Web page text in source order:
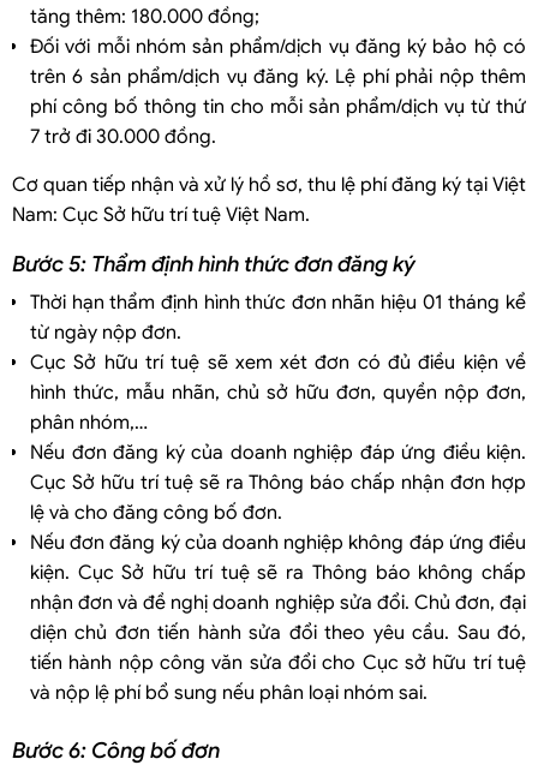
tăng thêm: 180.000 đồng;
Đối với mỗi nhóm sản phẩm/dịch vụ đăng ký bảo hộ có
trên 6 sản phẩm/dịch vụ đăng ký. Lệ phí phải nộp thêm
phí công bố thông tin cho mỗi sản phẩm/dịch vụ từ thứ
7 trở đi 30.000 đồng.
Cơ quan tiếp nhận và xử lý hồ sơ, thu lệ phí đăng ký tại Việt
Nam: Cục Sở hữu trí tuệ Việt Nam.
Bước 5: Thẩm định hình thức đơn đăng ký
Thời hạn thẩm định hình thức đơn nhãn hiệu 01 tháng kể
từ ngày nộp đơn.
Cục Sở hữu trí tuệ sẽ xem xét đơn có đủ điều kiện về
hình thức, mẫu nhãn, chủ sở hữu đơn, quyền nộp đơn,
phân nhóm,…
Nếu đơn đăng ký của doanh nghiệp đáp ứng điều kiện.
Cục Sở hữu trí tuệ sẽ ra Thông báo chấp nhận đơn hợp
lệ và cho đăng công bố đơn.
Nếu đơn đăng ký của doanh nghiệp không đáp ứng điều
kiện. Cục Sở hữu trí tuệ sẽ ra Thông báo không chấp
nhận đơn và đề nghị doanh nghiệp sửa đổi. Chủ đơn, đại
diện chủ đơn tiến hành sửa đổi theo yêu cầu. Sau đó,
tiến hành nộp công văn sửa đổi cho Cục sở hữu trí tuệ
và nộp lệ phí bổ sung nếu phân loại nhóm sai.
Bước 6: Công bố đơn